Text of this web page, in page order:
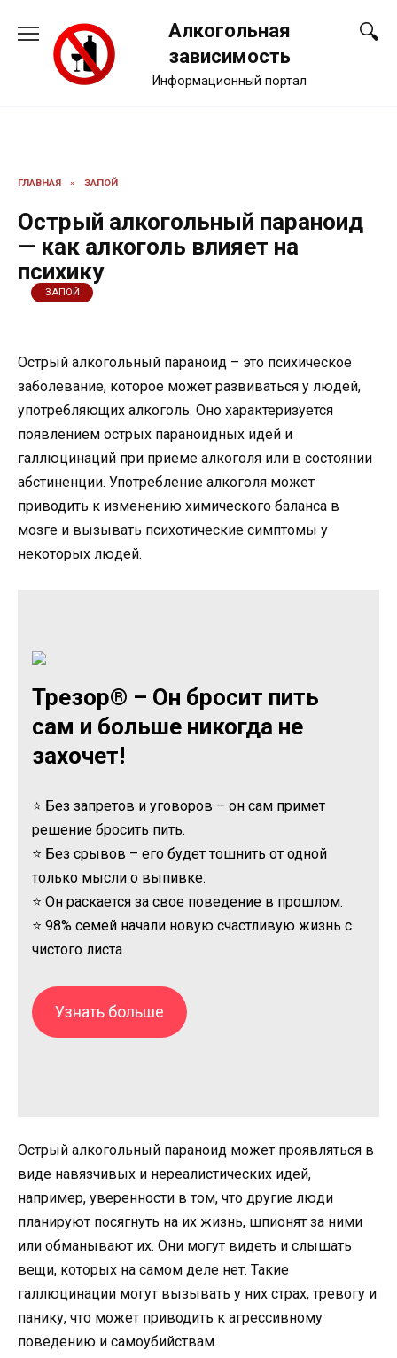
содержанию
Алкогольная
зависимость
Информационный портал
ГЛАВНАЯ » ЗАПОЙ
Острый алкогольный параноид
— как алкоголь влияет на
психику
ЗАПОЙ
Острый алкогольный параноид – это психическое
заболевание, которое может развиваться у людей,
употребляющих алкоголь. Оно характеризуется
появлением острых параноидных идей и
галлюцинаций при приеме алкоголя или в состоянии
абстиненции. Употребление алкоголя может
приводить к изменению химического баланса в
мозге и вызывать психотические симптомы у
некоторых людей.
Трезор® – Он бросит пить
сам и больше никогда не
захочет!
⭐ Без запретов и уговоров – он сам примет
решение бросить пить.
⭐ Без срывов – его будет тошнить от одной
только мысли о выпивке.
⭐ Он раскается за свое поведение в прошлом.
⭐ 98% семей начали новую счастливую жизнь с
чистого листа.
Узнать больше
Острый алкогольный параноид может проявляться в
виде навязчивых и нереалистических идей,
например, уверенности в том, что другие люди
планируют посягнуть на их жизнь, шпионят за ними
или обманывают их. Они могут видеть и слышать
вещи, которых на самом деле нет. Такие
галлюцинации могут вызывать у них страх, тревогу и
панику, что может приводить к агрессивному
поведению и самоубийствам.